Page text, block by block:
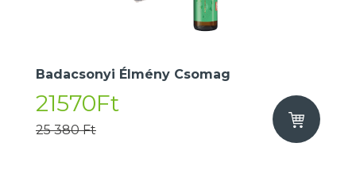
Badacsonyi Élmény Csomag
21570Ft
25 380 Ft